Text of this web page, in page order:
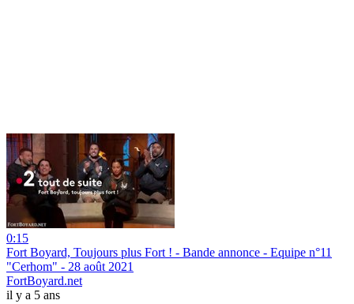
0:15
Fort Boyard, Toujours plus Fort ! - Bande annonce - Equipe n°11
"Cerhom" - 28 août 2021
FortBoyard.net
il y a 5 ans